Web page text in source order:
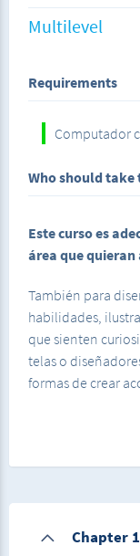
Multilevel
Requirements
Computador
Who should take
Este curso es
área que
También para
habilidades,
que sienten
telas o
formas de crear
Chapter